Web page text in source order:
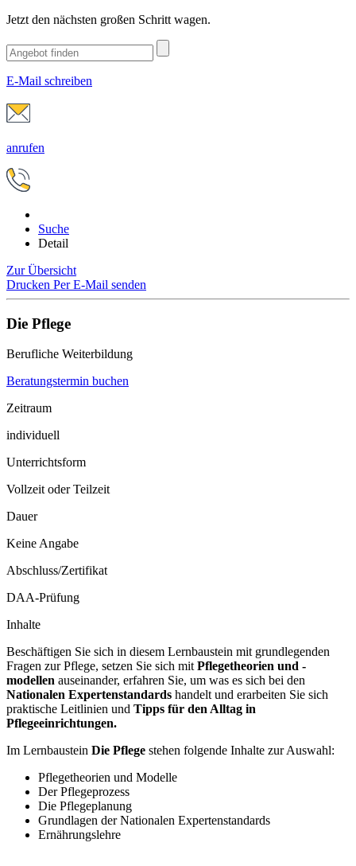
Jetzt den nächsten großen Schritt wagen.
E-Mail schreiben
anrufen
Suche
Detail
Zur Übersicht
Drucken Per E-Mail senden
Die Pflege
Berufliche Weiterbildung
Beratungstermin buchen
Zeitraum
individuell
Unterrichtsform
Vollzeit oder Teilzeit
Dauer
Keine Angabe
Abschluss/Zertifikat
DAA-Prüfung
Inhalte
Beschäftigen Sie sich in diesem Lernbaustein mit grundlegenden
Fragen zur Pflege, setzen Sie sich mitPflegetheorien und -
modellen auseinander, erfahren Sie, um was es sich bei den
Nationalen Expertenstandards handelt und erarbeiten Sie sich
praktische Leitlinien und Tipps für den Alltag in
Pflegeeinrichtungen.
Im Lernbaustein Die Pflege stehen folgende Inhalte zur Auswahl:
Pflegetheorien und Modelle
Der Pflegeprozess
Die Pflegeplanung
Grundlagen der Nationalen Expertenstandards
Ernährungslehre